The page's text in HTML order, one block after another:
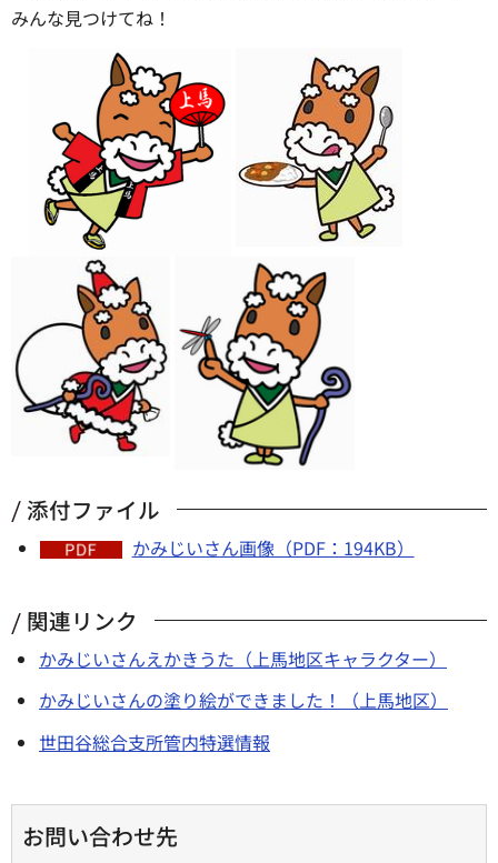
みんな見つけてね！
添付ファイル
かみじいさん画像（PDF：194KB）
関連リンク
かみじいさんえかきうた（上馬地区キャラクター）
かみじいさんの塗り絵ができました！（上馬地区）
世田谷総合支所管内特選情報
お問い合わせ先